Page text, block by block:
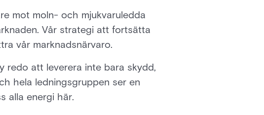
mot moln- och mjukvaruledda
Vår strategi att fortsätta
vår marknadsnärvaro.
redo att leverera inte bara skydd,
hela ledningsgruppen ser en
alla energi här.